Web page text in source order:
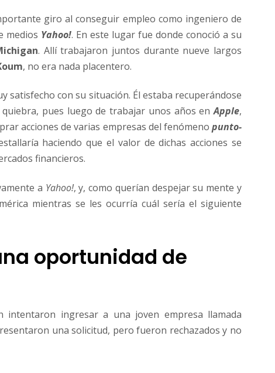
giro al conseguir empleo como ingeniero de
medios Yahoo!. En este lugar fue donde conoció a su
. Allí trabajaron juntos durante nueve largos
, no era nada placentero.
satisfecho con su situación. Él estaba recuperándose
pues luego de trabajar unos años enApple,
acciones de varias empresas del fenómeno punto-
haciendo que el valor de dichas acciones se
financieros.
a Yahoo!, y, como querían despejar su mente y
mientras se les ocurría cuál sería el siguiente
oportunidad de
intentaron ingresar a una joven empresa llamada
una solicitud, pero fueron rechazados y no